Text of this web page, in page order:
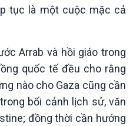
Ảnh
Video
Infographic
E-Magazine
tục là một cuộc mặc cả
Arrab và hồi giáo trong
quốc tế đều cho rằng
nào cho Gaza cũng cần
bối cảnh lịch sử, văn
đồng thời cần hướng